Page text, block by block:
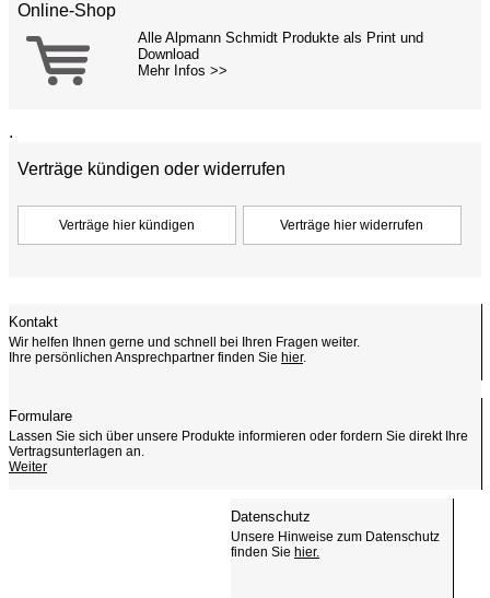
Online-Shop
Alle Alpmann Schmidt Produkte als Print und
Download
Mehr Infos >>
.
Verträge kündigen oder widerrufen
Kontakt
Wir helfen Ihnen gerne und schnell bei Ihren Fragen weiter.
Ihre persönlichen Ansprechpartner finden Sie hier.
Formulare
Lassen Sie sich über unsere Produkte informieren oder fordern Sie direkt Ihre
Vertragsunterlagen an.
Weiter
Datenschutz
Unsere Hinweise zum Datenschutz
finden Sie hier.